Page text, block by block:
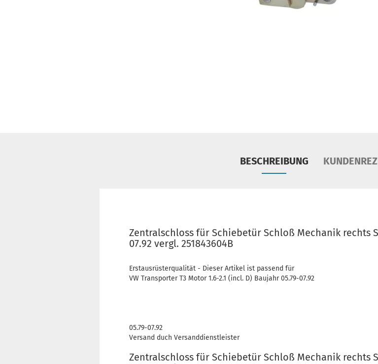
BESCHREIBUNG
Zentralschloss für Schiebetür Schloß Mechanik rechts
07.92 vergl. 251843604B
Erstausrüsterqualität - Dieser Artikel ist passend für
VW Transporter T3 Motor 1.6-2.1 (incl. D) Baujahr 05.79-07.92
05.79-07.92
Versand duch Versanddienstleister
Zentralschloss für Schiebetür Schloß Mechanik rechts